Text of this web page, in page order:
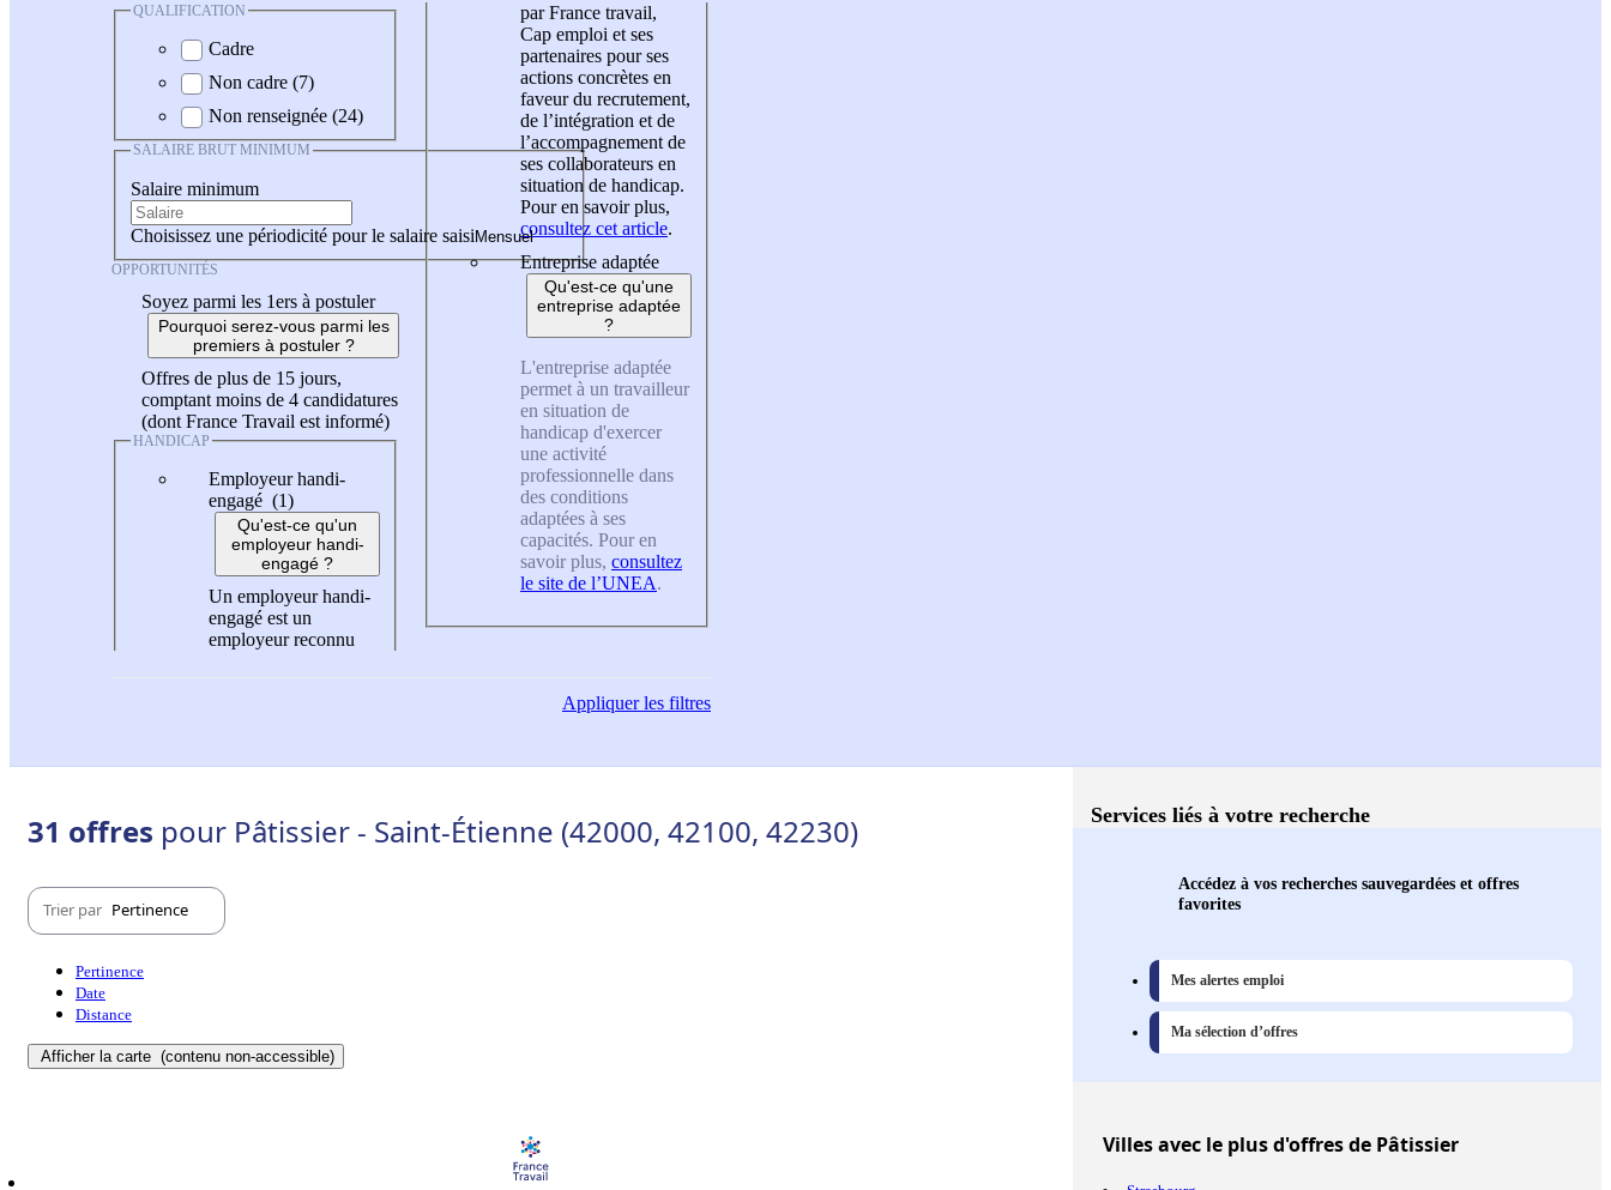
QUALIFICATION
Cadre
Non cadre (7)
Non renseignée (24)
SALAIRE BRUT MINIMUM
Salaire minimum
Choisissez une périodicité pour le salaire saisi
OPPORTUNITÉS
Soyez parmi les 1ers à postuler
Pourquoi serez-vous parmi les
premiers à postuler ?
Offres de plus de 15 jours,
comptant moins de 4 candidatures
(dont France Travail est informé)
HANDICAP
Employeur handi-
engagé (1)
Qu'est-ce qu'un
employeur handi-
engagé ?
Un employeur handi-
engagé est un
employeur reconnu
par France travail,
Cap emploi et ses
partenaires pour ses
actions concrètes en
faveur du recrutement,
de l’intégration et de
l’accompagnement de
ses collaborateurs en
situation de handicap.
Pour en savoir plus,
consultez cet article.
Entreprise adaptée
Qu'est-ce qu'une
entreprise adaptée
?
L'entreprise adaptée
permet à un travailleur
en situation de
handicap d'exercer
une activité
professionnelle dans
des conditions
adaptées à ses
capacités. Pour en
savoir plus, consultez
le site de l’UNEA.
Appliquerles filtres
31 offres pour Pâtissier - Saint-Étienne (42000, 42100, 42230)
Trier par Pertinence
Pertinence
Date
Distance
Afficher la carte (contenu non-accessible)
Services liés à votre recherche
Accédez à vos recherches sauvegardées et offres
favorites
Mes alertes emploi
Ma sélection d’offres
Villesavec le plus d'offres de Pâtissier